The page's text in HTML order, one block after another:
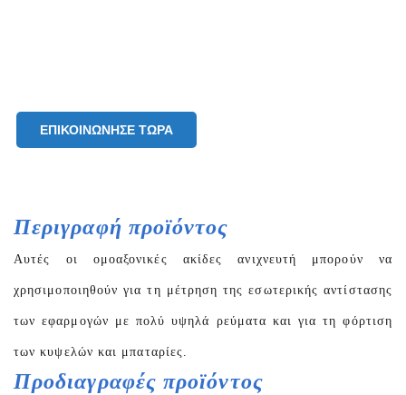
ΕΠΙΚΟΙΝΏΝΗΣΕ ΤΏΡΑ
Περιγραφή προϊόντος
Αυτές οι ομοαξονικές ακίδες ανιχνευτή μπορούν να
χρησιμοποιηθούν για τη μέτρηση της εσωτερικής αντίστασης
των εφαρμογών με πολύ υψηλά ρεύματα και για τη φόρτιση
των κυψελών και μπαταρίες.
Προδιαγραφές προϊόντος